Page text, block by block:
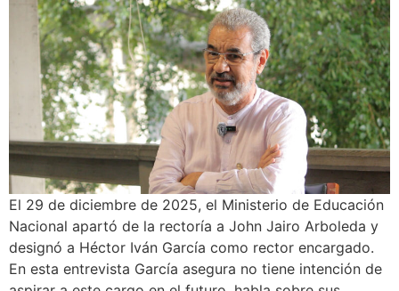
El 29 de diciembre de 2025, el Ministerio de Educación
Nacional apartó de la rectoría a John Jairo Arboleda y
designó a Héctor Iván García como rector encargado.
En esta entrevista García asegura no tiene intención de